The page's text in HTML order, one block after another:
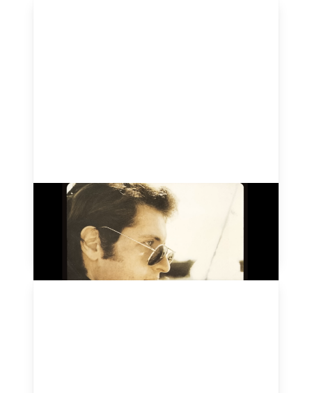
Aux Champs-Élysées - Joe
Dassin - 1969
August 14, 2024